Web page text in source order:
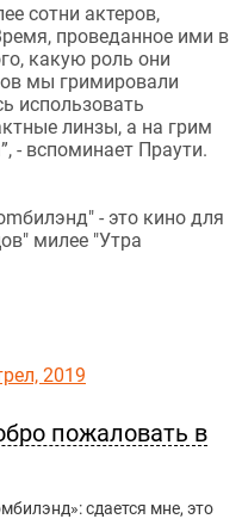
сотни актеров,
проведанное ими в
какую роль они
мы гримировали
использовать
линзы, а на грим
- вспоминает Праути.
- это кино для
милее "Утра
2019
пожаловать в
сдается мне, это